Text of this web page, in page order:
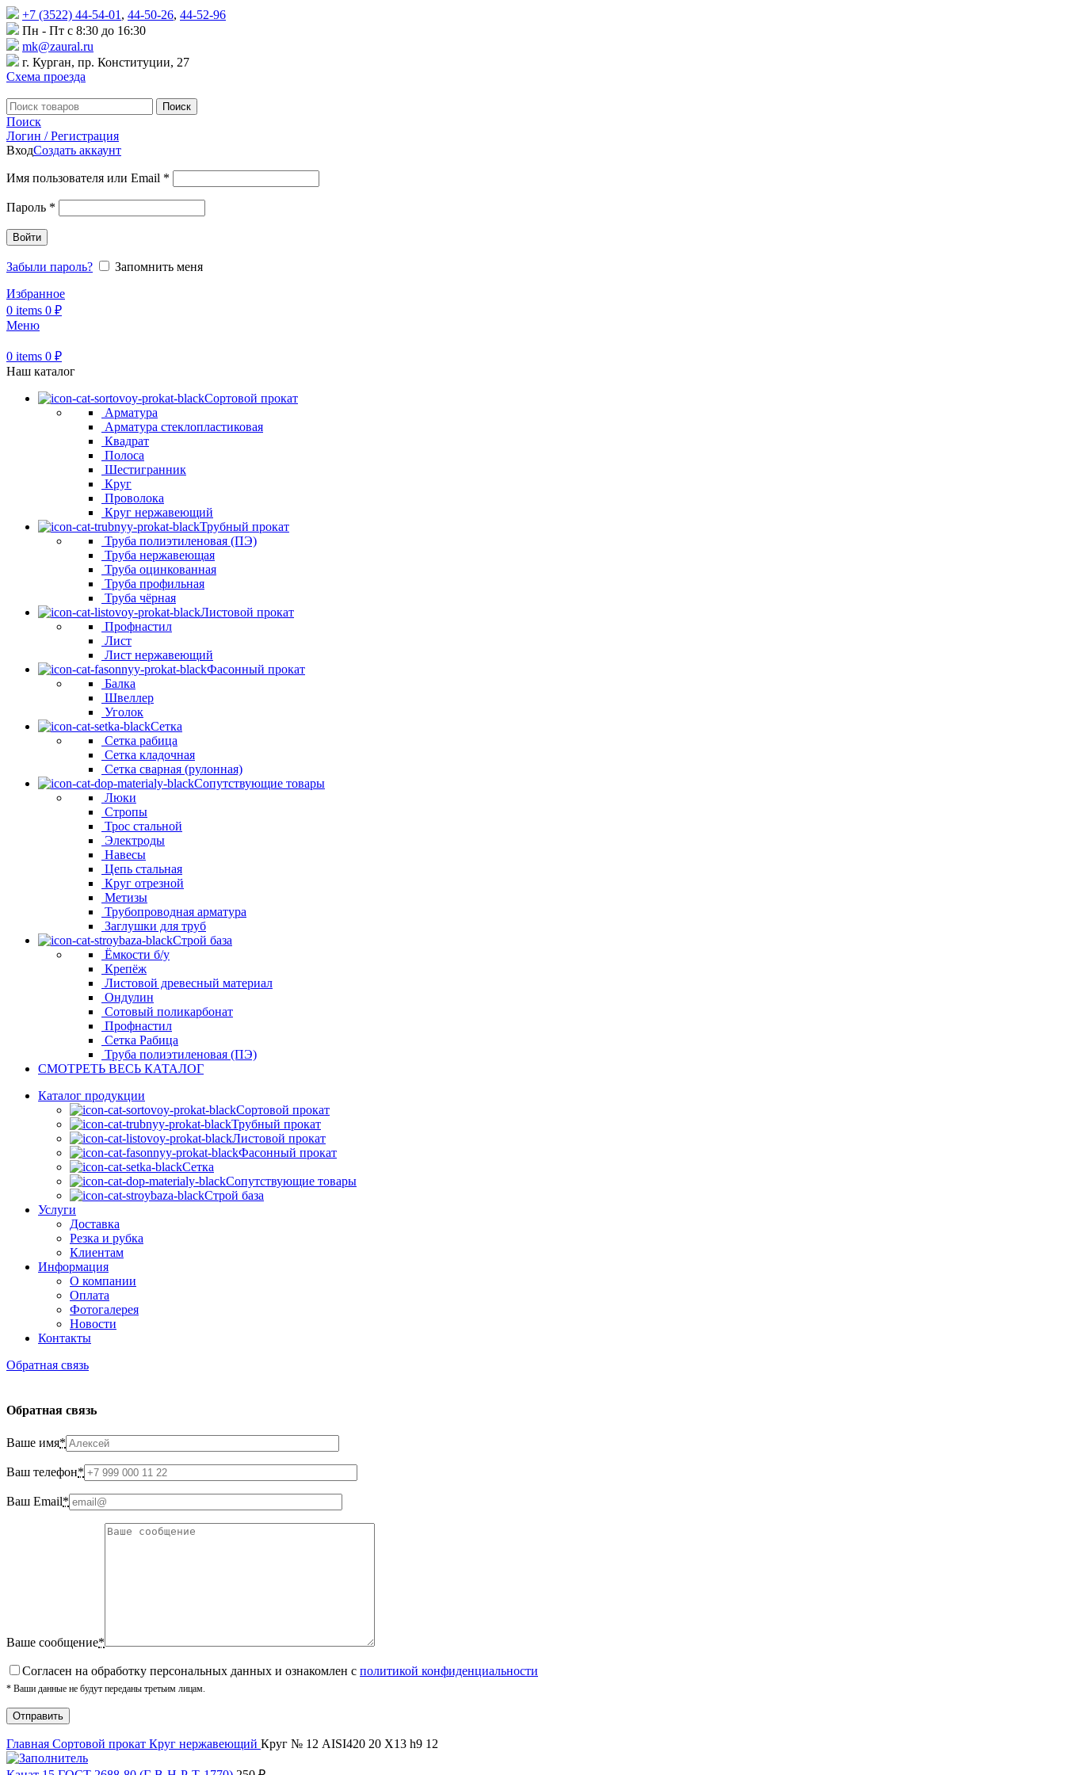
+7 (3522) 44-54-01 , 44-50-26, 44-52-96
Пн - Пт с 8:30 до 16:30
mk@zaural.ru
г. Курган, пр. Конституции, 27
Схема проезда
Поиск
Поиск
Логин / Регистрация
ВходСоздать аккаунт
Имя пользователя или Email *
Пароль *
Войти
Забыли пароль?
Запомнить меня
Избранное
0 items 0 ₽
Меню
0 items 0 ₽
Наш каталог
Сортовой прокат
Арматура
Арматура стеклопластиковая
Квадрат
Полоса
Шестигранник
Круг
Проволока
Круг нержавеющий
Трубный прокат
Труба полиэтиленовая (ПЭ)
Труба нержавеющая
Труба оцинкованная
Труба профильная
Труба чёрная
Листовой прокат
Профнастил
Лист
Лист нержавеющий
Фасонный прокат
Балка
Швеллер
Уголок
Сетка
Сетка рабица
Сетка кладочная
Сетка сварная (рулонная)
Сопутствующие товары
Люки
Стропы
Трос стальной
Электроды
Навесы
Цепь стальная
Круг отрезной
Метизы
Трубопроводная арматура
Заглушки для труб
Строй база
Ёмкости б/у
Крепёж
Листовой древесный материал
Ондулин
Сотовый поликарбонат
Профнастил
Сетка Рабица
Труба полиэтиленовая (ПЭ)
СМОТРЕТЬ ВЕСЬ КАТАЛОГ
Каталог продукции
Сортовой прокат
Трубный прокат
Листовой прокат
Фасонный прокат
Сетка
Сопутствующие товары
Строй база
Услуги
Доставка
Резка и рубка
Клиентам
Информация
О компании
Оплата
Фотогалерея
Новости
Контакты
Обратная связь
Обратная связь
Ваше имя*
Ваш телефон*
Ваш Email*
Ваше сообщение*
Cогласен на обработку персональных данных и ознакомлен с политикой конфиденциальности
* Ваши данные не будут переданы третьим лицам.
Главная Сортовой прокат Круг нержавеющий Круг № 12 AISI420 20 Х13 h9 12